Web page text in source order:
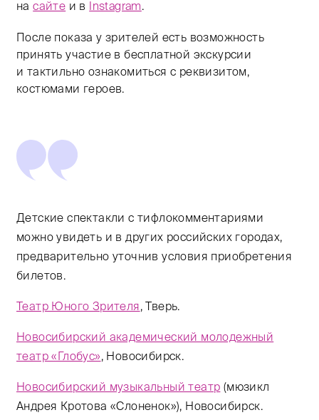
насайте и в Instagram.
После показа у зрителей есть возможность
принять участие в бесплатной экскурсии
и тактильно ознакомиться с реквизитом,
костюмами героев.
Детские спектакли с тифлокомментариями
можно увидеть и в других российских городах,
предварительно уточнив условия приобретения
билетов.
Театр Юного Зрителя, Тверь.
Новосибирский академический молодежный
театр «Глобус», Новосибирск.
Новосибирский музыкальный театр (мюзикл
Андрея Кротова «Слоненок»), Новосибирск.